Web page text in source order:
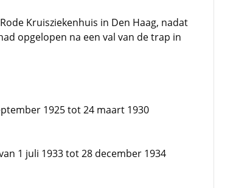
Kruisziekenhuis in Den Haag, nadat
opgelopen na een val van de trap in
1925 tot 24 maart 1930
1 juli 1933 tot 28 december 1934